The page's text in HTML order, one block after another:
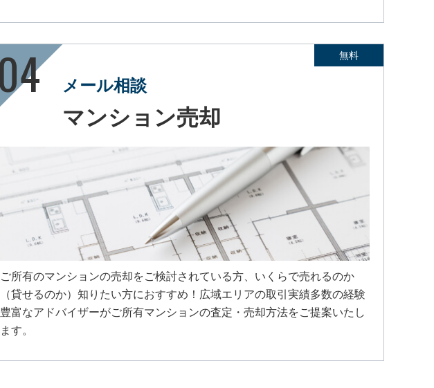
無料
メール相談
マンション売却
ご所有のマンションの売却をご検討されている方、いくらで売れるのか
（貸せるのか）知りたい方におすすめ！広域エリアの取引実績多数の経験
豊富なアドバイザーがご所有マンションの査定・売却方法をご提案いたし
ます。